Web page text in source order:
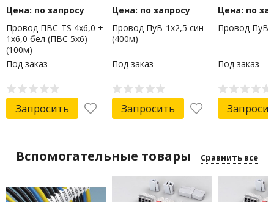
Цена: по запросу
Провод ПВС-ТS 4х6,0 +
1х6,0 бел (ПВС 5х6)
(100м)
Под заказ
Запросить
Цена: по запросу
Провод ПуВ-1х2,5 син
(400м)
Под заказ
Запросить
Цена: по
Провод ПуВ
Под заказ
Вспомогательные товары Сравнить все